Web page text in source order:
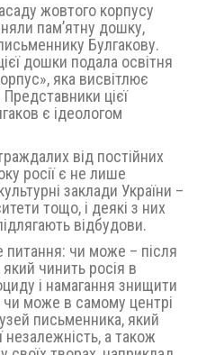
жовтого корпусу
пам’ятну дошку,
Булгакову.
дошки подала освітня
яка висвітлює
цієї
є ідеологом
від постійних
росії є не лише
заклади України –
тощо, і деякі з них
відбудови.
питання: чи може – після
чинить росія в
і намагання знищити
чи може в самому центрі
письменника, який
незалежність, а також